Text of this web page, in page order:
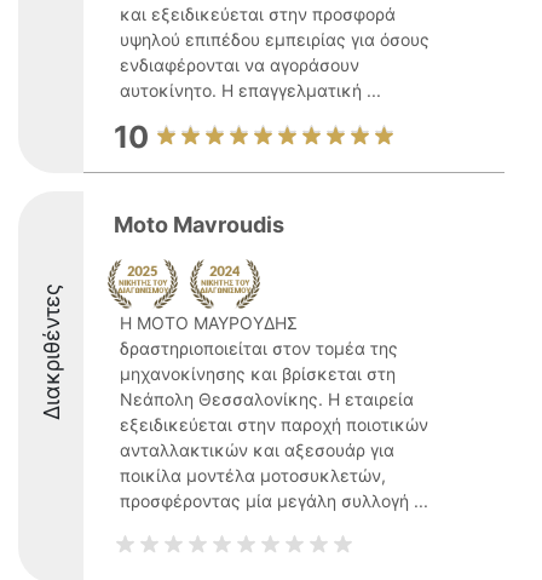
και εξειδικεύεται στην προσφορά
υψηλού επιπέδου εμπειρίας για όσους
ενδιαφέρονται να αγοράσουν
αυτοκίνητο. Η επαγγελματική ...
10
Διακριθέντες
Moto Mavroudis
Η MOTO ΜΑΥΡΟΥΔΗΣ
δραστηριοποιείται στον τομέα της
μηχανοκίνησης και βρίσκεται στη
Νεάπολη Θεσσαλονίκης. Η εταιρεία
εξειδικεύεται στην παροχή ποιοτικών
ανταλλακτικών και αξεσουάρ για
ποικίλα μοντέλα μοτοσυκλετών,
προσφέροντας μία μεγάλη συλλογή ...